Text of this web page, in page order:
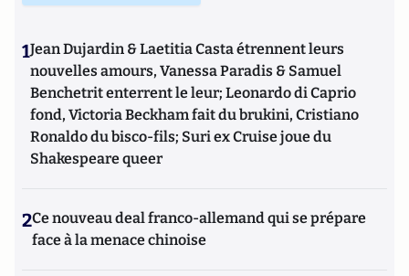
1Jean Dujardin & Laetitia Casta étrennent leurs
nouvelles amours, Vanessa Paradis & Samuel
Benchetrit enterrent le leur; Leonardo di Caprio
fond, Victoria Beckham fait du brukini, Cristiano
Ronaldo du bisco-fils; Suri ex Cruise joue du
Shakespeare queer
2Ce nouveau deal franco-allemand qui se prépare
face à la menace chinoise